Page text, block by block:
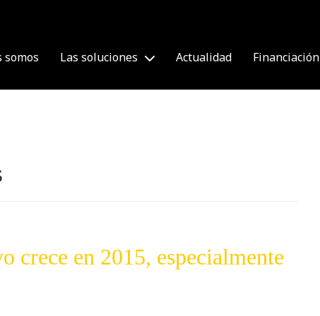
somos Las soluciones Actualidad Financiación
crece en 2015, especialmente